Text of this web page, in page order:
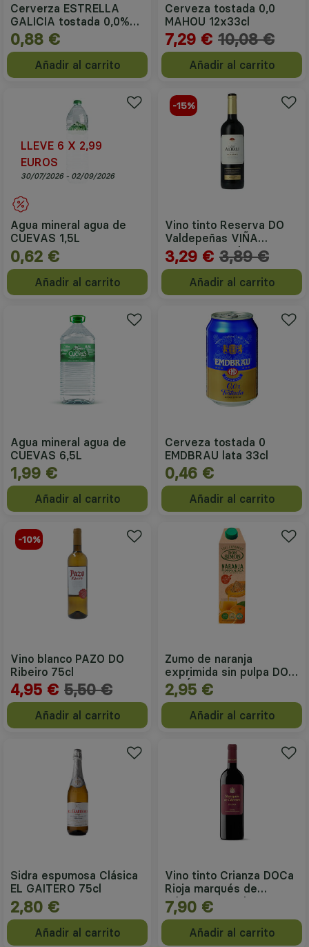
Cerverza ESTRELLA
GALICIA tostada 0,0%
33cl
0,88 €
Añadir al carrito
Cerveza tostada 0,0
MAHOU 12x33cl
7,29 € 10,08 €
Añadir al carrito
LLEVE 6 X 2,99
EUROS
30/07/2026 - 02/09/2026
Agua mineral agua de
CUEVAS 1,5L
0,62 €
Añadir al carrito
-15%
Vino tinto Reserva DO
Valdepeñas VIÑA
ALBALI 750ml
3,29 € 3,89 €
Añadir al carrito
Agua mineral agua de
CUEVAS 6,5L
1,99 €
Añadir al carrito
Cerveza tostada 0
EMDBRAU lata 33cl
0,46 €
Añadir al carrito
-10%
Vino blanco PAZO DO
Ribeiro 75cl
4,95 € 5,50 €
Añadir al carrito
Zumo de naranja
exprimida sin pulpa DON
SIMÓN 1L
2,95 €
Añadir al carrito
Sidra espumosa Clásica
EL GAITERO 75cl
2,80 €
Añadir al carrito
Vino tinto Crianza DOCa
Rioja marqués de
Cáceres 750ml
7,90 €
Añadir al carrito